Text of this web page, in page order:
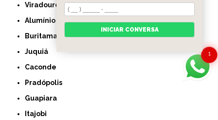
Viradouro
Alumínio
Buritama
Juquiá
Caconde
Pradópolis
Guapiara
Itajobi
1
INICIAR CONVERSA